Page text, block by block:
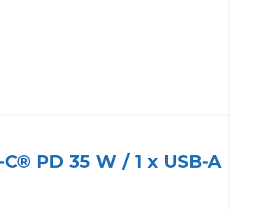
C® PD 35 W / 1 x USB-A